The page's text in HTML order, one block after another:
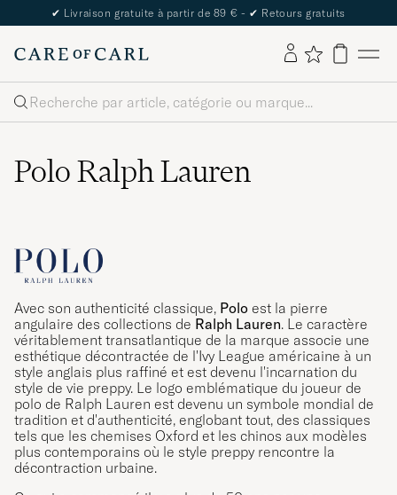
The Care of Carl Passport
Rechercher
Polo Ralph Lauren
Avec son authenticité classique, Polo est la pierre
angulaire des collections de Ralph Lauren. Le caractère
véritablement transatlantique de la marque associe une
esthétique décontractée de l'Ivy League américaine à un
style anglais plus raffiné et est devenu l'incarnation du
style de vie preppy. Le logo emblématique du joueur de
polo de Ralph Lauren est devenu un symbole mondial de
tradition et d'authenticité, englobant tout, des classiques
tels que les chemises Oxford et les chinos aux modèles
plus contemporains où le style preppy rencontre la
décontraction urbaine.